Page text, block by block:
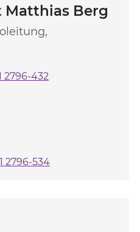
Berg
2796-432
2796-534